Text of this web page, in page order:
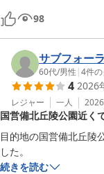
98
サブフォー
60代/男性 |4件の
4 2026
レジャー 一人
国営備北丘陵公園近く
目的地の国営備北丘陵
した。
続きを読む